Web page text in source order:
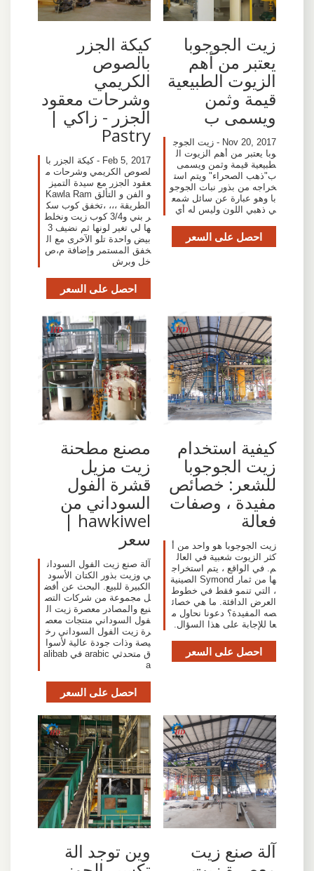
زيت الجوجوبا
يعتبر من أهم
الزيوت الطبيعية
قيمة وثمن
ويسمى ب
Nov 20, 2017 - زيت الجوج
وبا يعتبر من أهم الزيوت ال
طبيعية قيمة وثمن ويسمى
ب"ذهب الصحراء" ويتم است
خراجه من بذور نبات الجوجو
با وهو عبارة عن سائل شمع
ي ذهبي اللون وليس له أي
احصل على السعر
كيكة الجزر
بالصوص
الكريمي
وشرحات معقود
الجزر - زاكي |
Pastry
Feb 5, 2017 - كيكة الجزر با
لصوص الكريمي وشرحات م
عقود الجزر مع سيدة التميز
و الفن و التألق Kawla Ram
الطريقة ،،، ،تخفق كوب سك
ر بني و3/4 كوب زيت ونخلط
ها لي تغير لونها ثم نضيف 3
بيض واحدة تلو اﻵخرى مع ال
خفق المستمر وإضافة م،ص
خل وبرش
احصل على السعر
كيفية استخدام
زيت الجوجوبا
للشعر: خصائص
مفيدة ، وصفات
فعالة
زيت الجوجوبا هو واحد من أ
كثر الزيوت شعبية في العال
م. في الواقع ، يتم استخراج
ها من ثمار Symond الصينية
، التي تنمو فقط في خطوط
العرض الدافئة. ما هي خصائ
صه المفيدة؟ دعونا نحاول م
عا للإجابة على هذا السؤال.
احصل على السعر
مصنع مطحنة
زيت مزيل
قشرة الفول
السوداني من
hawkiwel |
سعر
آلة صنع زيت الفول السودان
ي وزيت بذور الكتان الأسود
الكبيرة للبيع. البحث عن أفض
ل مجموعة من شركات التص
نيع والمصادر معصرة زيت ال
فول السوداني منتجات معص
رة زيت الفول السوداني رخ
يصة وذات جودة عالية لأسوا
ق متحدثي arabic في alibab
a
احصل على السعر
آلة صنع زيت وين توجد الة